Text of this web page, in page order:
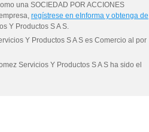
una SOCIEDAD POR ACCIONES
regístrese en eInforma y obtenga de
Y Productos S A S.
Y Productos S A S es Comercio al por
Servicios Y Productos S A S ha sido el